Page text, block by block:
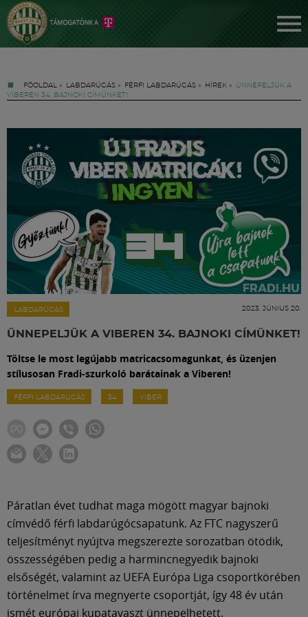
FŐOLDAL » LABDARÚGÁS » FÉRFI LABDARÚGÁS » HÍREK »
ÜNNEPELJÜK A
VIBEREN 34. BAJNOKI CÍMÜNKET!
LABDARÚGÁS 2023. JÚNIUS 20.
ÜNNEPELJÜK A VIBEREN 34. BAJNOKI CÍMÜNKET!
Töltse le most legújabb matricacsomagunkat, és üzenjen
stílusosan Fradi-szurkoló barátainak a Viberen!
FÉRFI LABDARÚGÁS 34 VIBER
Páratlan évet tudhat maga mögött magyar bajnoki
címvédő férfi labdarúgócsapatunk. Az FTC nagyszerű
teljesítményt nyújtva megszerezte sorozatban ötödik,
összességében pedig a harmincnegyedik bajnoki
elsőségét, valamint az UEFA Európa Liga csoportkörében
történelmet írva megnyerte csoportját, így 48 év után
ismét európai kupatavaszt ünnepelhetett.
Jegyek
FM YouTube +
Labdarúgás
Szakosztályok
Meccscenter
Klub
Shop
Közösség